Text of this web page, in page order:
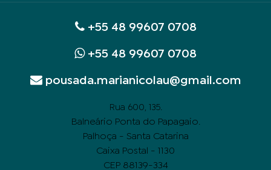
+55 48 99607 0708
+55 48 99607 0708
pousada.marianicolau@gmail.com
Rua 600, 135.
Balneário Ponta do Papagaio.
Palhoça - Santa Catarina
Caixa Postal - 1130
CEP 88139-334